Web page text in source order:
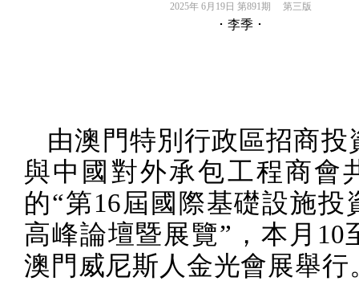
2025年 6月19日 第891期 第三版
･ 李季 ･
由澳門特別行政區招商投
與中國對外承包工程商會
的“第16屆國際基礎設施投
高峰論壇暨展覽”，本月 10
澳門威尼斯人金光會展舉行